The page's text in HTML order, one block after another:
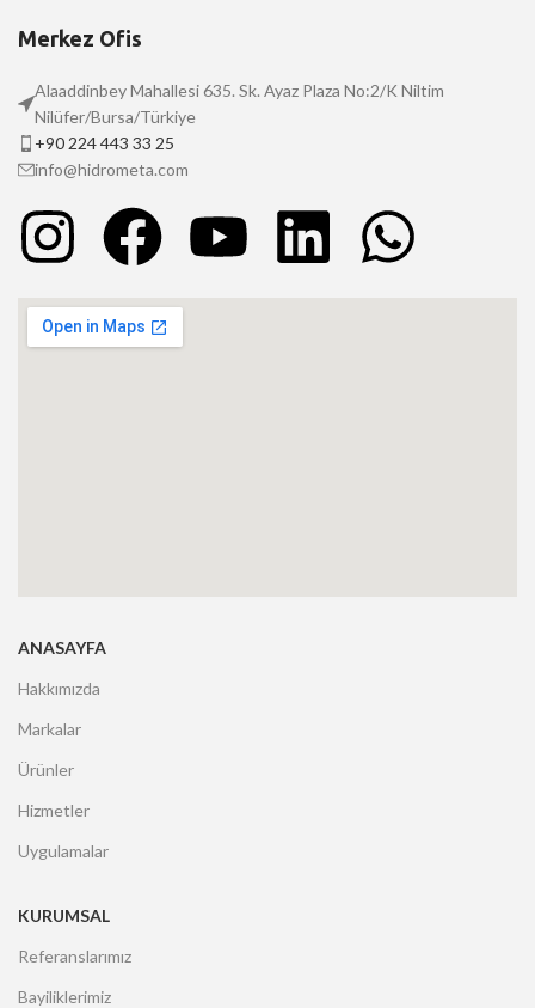
Merkez Ofis
Alaaddinbey Mahallesi 635. Sk. Ayaz Plaza No:2/K Niltim
Nilüfer/Bursa/Türkiye
+90 224 443 33 25
info@hidrometa.com
ANASAYFA
Hakkımızda
Markalar
Ürünler
Hizmetler
Uygulamalar
KURUMSAL
Referanslarımız
Bayiliklerimiz